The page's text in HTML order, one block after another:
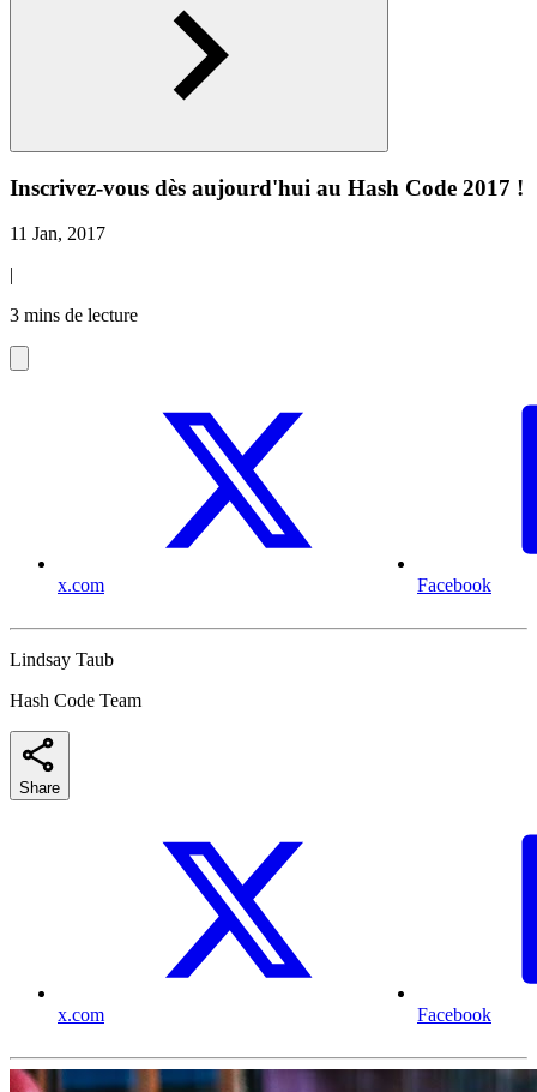
Inscrivez-vous dès aujourd'hui au Hash Code 2017 !
11 Jan, 2017
|
3 mins de lecture
x.com Facebook
Lindsay Taub
Hash Code Team
Share
x.com Facebook